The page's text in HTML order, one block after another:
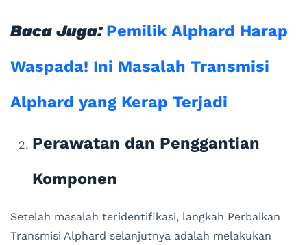
Baca Juga: Pemilik Alphard Harap
Waspada! Ini Masalah Transmisi
Alphard yang Kerap Terjadi
Perawatan dan Penggantian
Komponen
Setelah masalah teridentifikasi, langkah Perbaikan
Transmisi Alphard selanjutnya adalah melakukan